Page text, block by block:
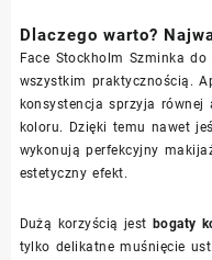
Dlaczego warto?
Face Stockholm Szminka
wszystkim praktycznością.
konsystencja sprzyja równej
koloru. Dzięki temu nawet
wykonują perfekcyjny
estetyczny efekt.
Dużą korzyścią jest bogaty
tylko delikatne muśnięcie